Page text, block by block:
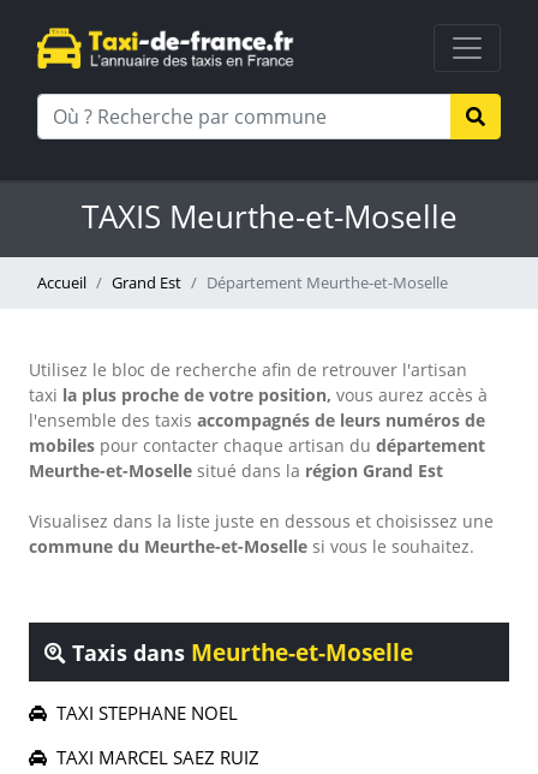
TAXIS Meurthe-et-Moselle
Accueil Grand Est Département Meurthe-et-Moselle
Utilisez le bloc de recherche afin de retrouver l'artisan
taxi la plus proche de votre position, vous aurez accès à
l'ensemble des taxis accompagnés de leurs numéros de
mobiles pour contacter chaque artisan du département
Meurthe-et-Moselle situé dans la région Grand Est
Visualisez dans la liste juste en dessous et choisissez une
commune du Meurthe-et-Moselle si vous le souhaitez.
Taxis dans Meurthe-et-Moselle
TAXI STEPHANE NOEL
TAXI MARCEL SAEZ RUIZ